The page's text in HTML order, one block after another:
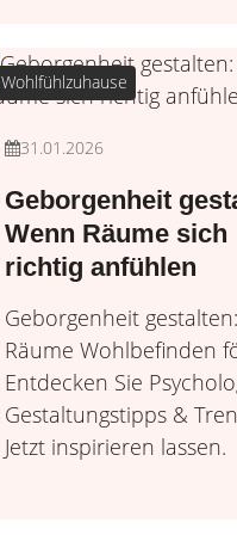
Wohlfühlzuhause
31.01.2026
Geborgenheit
Wenn Räume sich
richtig anfühlen
Geborgenheit
Räume Wohlbefinden
Entdecken Sie
Gestaltungstipps &
Jetzt inspirieren lassen.